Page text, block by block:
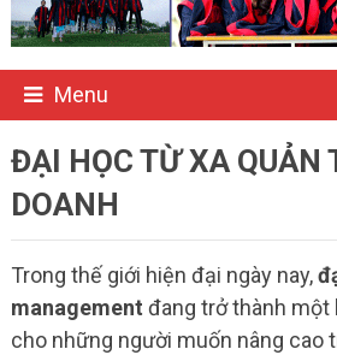
Menu
ĐẠI HỌC TỪ XA QUẢN
DOANH
Trong thế giới hiện đại ngày nay,
management đang trở thành một
cho những người muốn nâng cao